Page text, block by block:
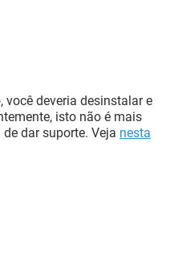
deveria desinstalar e
isto não é mais
dar suporte. Veja nesta